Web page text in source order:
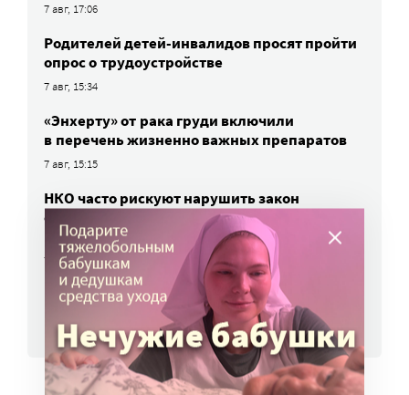
7 авг, 17:06
Родителей детей-инвалидов просят пройти
опрос о трудоустройстве
7 авг, 15:34
«Энхерту» от рака груди включили
в перечень жизненно важных препаратов
7 авг, 15:15
НКО часто рискуют нарушить закон
о персональных данных. Как этого
избежать?
7 авг, 13:13
ВСЕ НОВОСТИ